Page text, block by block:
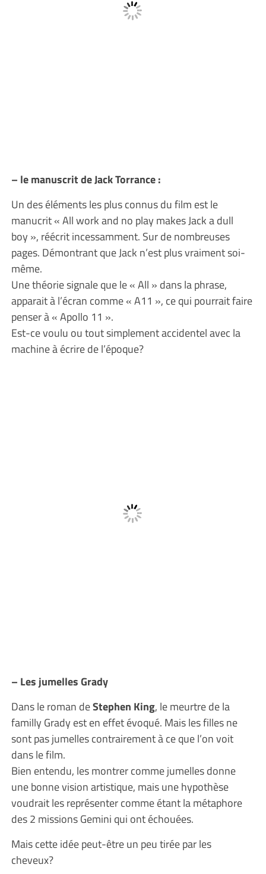
– le manuscrit de Jack Torrance :
Un des éléments les plus connus du film est le
manucrit « All work and no play makes Jack a dull
boy », réécrit incessamment. Sur de nombreuses
pages. Démontrant que Jack n’est plus vraiment soi-
même.
Une théorie signale que le « All » dans la phrase,
apparait à l’écran comme « A11 », ce qui pourrait faire
penser à « Apollo 11 ».
Est-ce voulu ou tout simplement accidentel avec la
machine à écrire de l’époque?
– Les jumelles Grady
Dans le roman deStephen King, le meurtre de la
familly Grady est en effet évoqué. Mais les filles ne
sont pas jumelles contrairement à ce que l’on voit
dans le film.
Bien entendu, les montrer comme jumelles donne
une bonne vision artistique, mais une hypothèse
voudrait les représenter comme étant la métaphore
des 2 missions Gemini qui ont échouées.
Mais cette idée peut-être un peu tirée par les
cheveux?